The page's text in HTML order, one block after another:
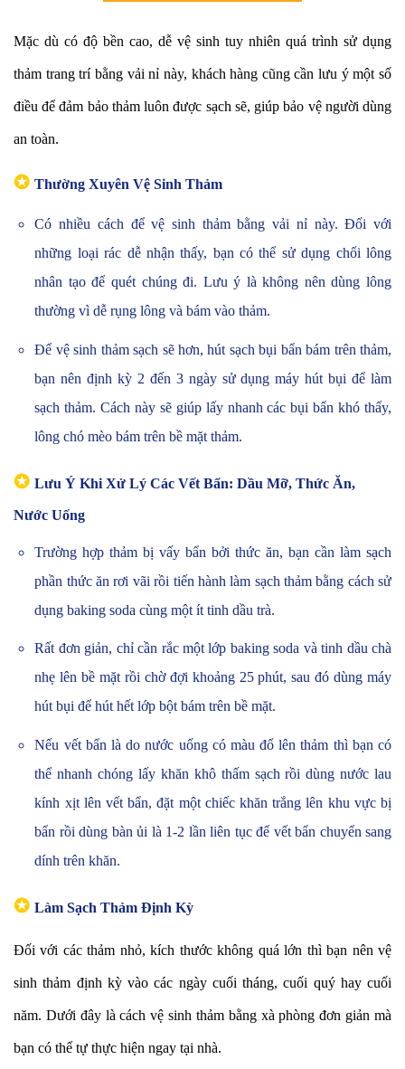
Mặc dù có độ bền cao, dễ vệ sinh tuy nhiên quá trình sử dụng
thảm trang trí bằng vải nỉ này, khách hàng cũng cần lưu ý một số
điều để đảm bảo thảm luôn được sạch sẽ, giúp bảo vệ người dùng
an toàn.
✪ Thường Xuyên Vệ Sinh Thảm
Có nhiều cách để vệ sinh thảm bằng vải nỉ này. Đối với
những loại rác dễ nhận thấy, bạn có thể sử dụng chổi lông
nhân tạo để quét chúng đi. Lưu ý là không nên dùng lông
thường vì dễ rụng lông và bám vào thảm.
Để vệ sinh thảm sạch sẽ hơn, hút sạch bụi bẩn bám trên thảm,
bạn nên định kỳ 2 đến 3 ngày sử dụng máy hút bụi để làm
sạch thảm. Cách này sẽ giúp lấy nhanh các bụi bẩn khó thấy,
lông chó mèo bám trên bề mặt thảm.
✪ Lưu Ý Khi Xử Lý Các Vết Bẩn: Dầu Mỡ, Thức Ăn,
Nước Uống
Trường hợp thảm bị vấy bẩn bởi thức ăn, bạn cần làm sạch
phần thức ăn rơi vãi rồi tiến hành làm sạch thảm bằng cách sử
dụng baking soda cùng một ít tinh dầu trà.
Rất đơn giản, chỉ cần rắc một lớp baking soda và tinh dầu chà
nhẹ lên bề mặt rồi chờ đợi khoảng 25 phút, sau đó dùng máy
hút bụi để hút hết lớp bột bám trên bề mặt.
Nếu vết bẩn là do nước uống có màu đổ lên thảm thì bạn có
thể nhanh chóng lấy khăn khô thấm sạch rồi dùng nước lau
kính xịt lên vết bẩn, đặt một chiếc khăn trắng lên khu vực bị
bẩn rồi dùng bàn ủi là 1-2 lần liên tục để vết bẩn chuyển sang
dính trên khăn.
✪ Làm Sạch Thảm Định Kỳ
Đối với các thảm nhỏ, kích thước không quá lớn thì bạn nên vệ
sinh thảm định kỳ vào các ngày cuối tháng, cuối quý hay cuối
năm. Dưới đây là cách vệ sinh thảm bằng xà phòng đơn giản mà
bạn có thể tự thực hiện ngay tại nhà.